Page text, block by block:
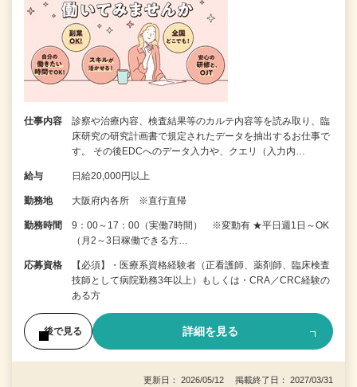
仕事内容
診察や治療内容、検査結果等のカルテ内容等を読み取り、臨
床研究の研究計画書で規定されたデータを抽出するお仕事で
す。 その後EDCへのデータ入力や、クエリ（入力内…
給与 日給20,000円以上
勤務地 大阪府内各所 ※直行直帰
勤務時間
9：00～17：00（実働7時間） ※変動有 ★平日週1日～OK
（月2～3日稼働できる方…
応募資格
【必須】・医療系資格経験者（正看護師、薬剤師、臨床検査
技師として病院勤務3年以上）もしくは・CRA／CRC経験の
ある方
後で見る 詳細を見る
更新日： 2026/05/12 掲載終了日： 2027/03/31